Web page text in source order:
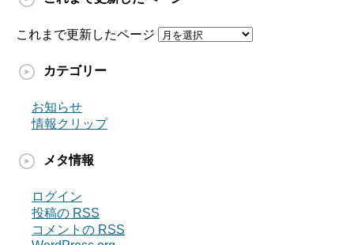
これまで更新したページ
カテゴリー
お知らせ
情報クリップ
メタ情報
ログイン
投稿の RSS
コメントの RSS